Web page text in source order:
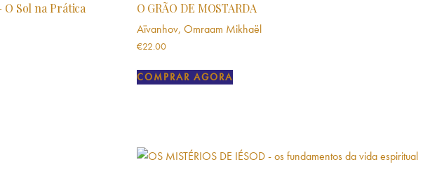
O Sol na Prática
O GRÃO DE MOSTARDA
Aïvanhov, Omraam Mikhaël
€22.00
COMPRAR AGORA